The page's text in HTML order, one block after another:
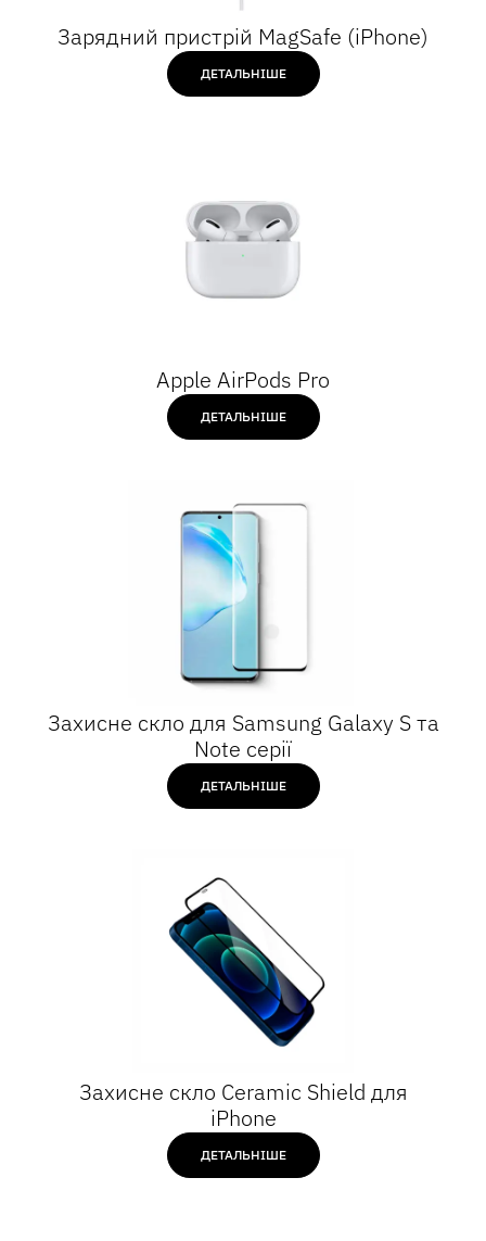
Зарядний пристрій MagSafe (iPhone)
ДЕТАЛЬНІШЕ
Apple AirPods Pro
ДЕТАЛЬНІШЕ
Захисне скло для Samsung Galaxy S та
Note серії
ДЕТАЛЬНІШЕ
Захисне скло Ceramic Shield для
iPhone
ДЕТАЛЬНІШЕ